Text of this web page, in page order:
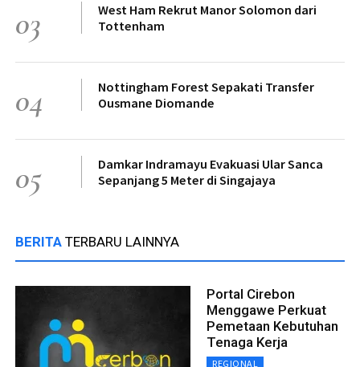
03
West Ham Rekrut Manor Solomon dari
Tottenham
04
Nottingham Forest Sepakati Transfer
Ousmane Diomande
05
Damkar Indramayu Evakuasi Ular Sanca
Sepanjang 5 Meter di Singajaya
BERITA TERBARU LAINNYA
Portal Cirebon
Menggawe Perkuat
Pemetaan Kebutuhan
Tenaga Kerja
REGIONAL